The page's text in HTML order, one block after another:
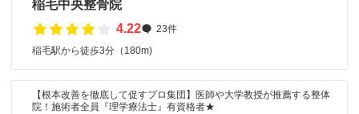
稲毛中央整骨院
4.22
23件
稲毛駅から徒歩3分（180m)
【根本改善を徹底して促すプロ集団】医師や大学教授が推薦する整体
院！施術者全員『理学療法士』有資格者★